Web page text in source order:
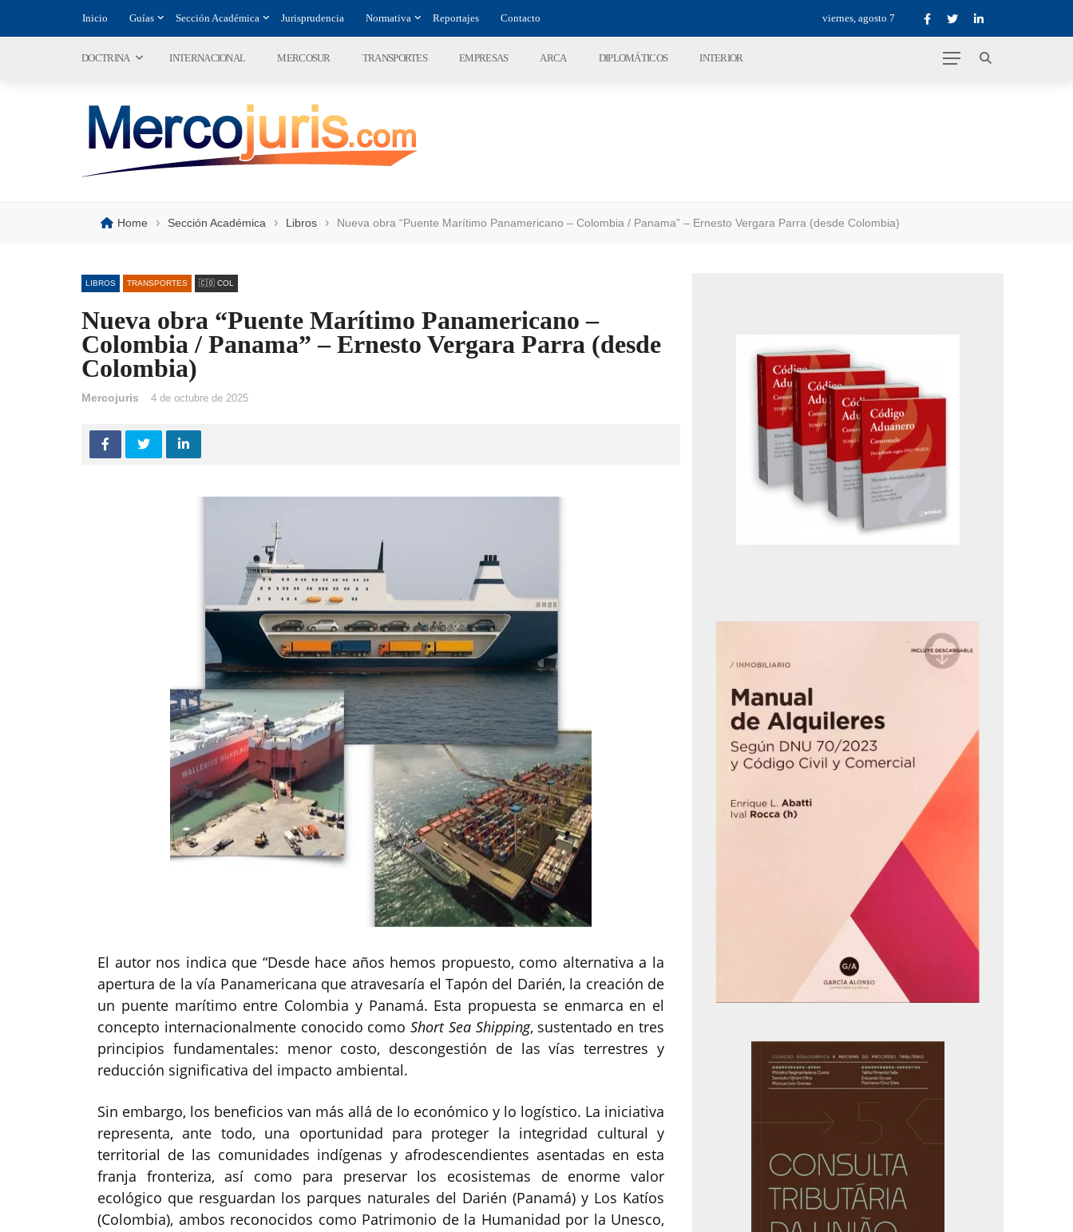
Inicio Guías Sección Académica Jurisprudencia Normativa Reportajes Contacto viernes, agosto 7
DOCTRINA INTERNACIONAL MERCOSUR TRANSPORTES EMPRESAS ARCA DIPLOMÁTICOS INTERIOR
Home › Sección Académica › Libros › Nueva obra “Puente Marítimo Panamericano – Colombia / Panama” – Ernesto Vergara Parra (desde Colombia)
LIBROS TRANSPORTES 🇨🇴 COL
Nueva obra “Puente Marítimo Panamericano –
Colombia / Panama” – Ernesto Vergara Parra (desde
Colombia)
Mercojuris 4 de octubre de 2025
El autor nos indica que “Desde hace años hemos propuesto, como alternativa a la
apertura de la vía Panamericana que atravesaría el Tapón del Darién, la creación de
un puente marítimo entre Colombia y Panamá. Esta propuesta se enmarca en el
concepto internacionalmente conocido comoShort Sea Shipping, sustentado en tres
principios fundamentales: menor costo, descongestión de las vías terrestres y
reducción significativa del impacto ambiental.
Sin embargo, los beneficios van más allá de lo económico y lo logístico. La iniciativa
representa, ante todo, una oportunidad para proteger la integridad cultural y
territorial de las comunidades indígenas y afrodescendientes asentadas en esta
franja fronteriza, así como para preservar los ecosistemas de enorme valor
ecológico que resguardan los parques naturales del Darién (Panamá) y Los Katíos
(Colombia), ambos reconocidos como Patrimonio de la Humanidad por la Unesco,